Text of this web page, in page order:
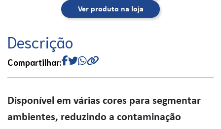
Ver produto na loja
Descrição
Compartilhar:
Disponível em várias cores para segmentar
ambientes, reduzindo a contaminação